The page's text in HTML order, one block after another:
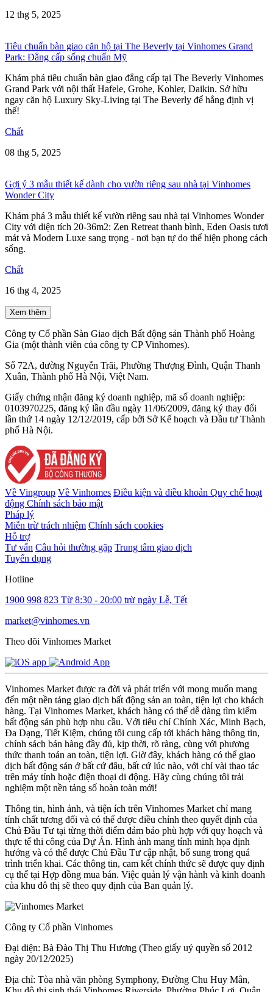
12 thg 5, 2025
Tiêu chuẩn bàn giao căn hộ tại The Beverly tại Vinhomes Grand
Park: Đẳng cấp sống chuẩn Mỹ
Khám phá tiêu chuẩn bàn giao đẳng cấp tại The Beverly Vinhomes
Grand Park với nội thất Hafele, Grohe, Kohler, Daikin. Sở hữu
ngay căn hộ Luxury Sky-Living tại The Beverly để hẳng định vị
thế!
Chất
08 thg 5, 2025
Gợi ý 3 mẫu thiết kế dành cho vườn riêng sau nhà tại Vinhomes
Wonder City
Khám phá 3 mẫu thiết kế vườn riêng sau nhà tại Vinhomes Wonder
City với diện tích 20-36m2: Zen Retreat thanh bình, Eden Oasis tươi
mát và Modern Luxe sang trọng - nơi bạn tự do thể hiện phong cách
sống.
Chất
16 thg 4, 2025
Xem thêm
Công ty Cổ phần Sàn Giao dịch Bất động sản Thành phố Hoàng
Gia (một thành viên của công ty CP Vinhomes).
Số 72A, đường Nguyễn Trãi, Phường Thượng Đình, Quận Thanh
Xuân, Thành phố Hà Nội, Việt Nam.
Giấy chứng nhận đăng ký doanh nghiệp, mã số doanh nghiệp:
0103970225, đăng ký lần đầu ngày 11/06/2009, đăng ký thay đổi
lần thứ 14 ngày 12/12/2019, cấp bởi Sở Kế hoạch và Đầu tư Thành
phố Hà Nội.
Về Vingroup Về Vinhomes Điều kiện và điều khoản Quy chế hoạt
động Chính sách bảo mật
Pháp lý
Miễn trừ trách nhiệm Chính sách cookies
Hỗ trợ
Tư vấn Câu hỏi thường gặp Trung tâm giao dịch
Tuyển dụng
Hotline
1900 998 823 Từ 8:30 - 20:00 trừ ngày Lễ, Tết
market@vinhomes.vn
Theo dõi Vinhomes Market
Vinhomes Market được ra đời và phát triển với mong muốn mang
đến một nền tảng giao dịch bất động sản an toàn, tiện lợi cho khách
hàng. Tại Vinhomes Market, khách hàng có thể dễ dàng tìm kiếm
bất động sản phù hợp nhu cầu. Với tiêu chí Chính Xác, Minh Bạch,
Đa Dạng, Tiết Kiệm, chúng tôi cung cấp tới khách hàng thông tin,
chính sách bán hàng đầy đủ, kịp thời, rõ ràng, cùng với phương
thức thanh toán an toàn, tiện lợi. Giờ đây, khách hàng có thể giao
dịch bất động sản ở bất cứ đâu, bất cứ lúc nào, với chỉ vài thao tác
trên máy tính hoặc điện thoại di động. Hãy cùng chúng tôi trải
nghiệm một nền tảng số hoàn toàn mới!
Thông tin, hình ảnh, và tiện ích trên Vinhomes Market chỉ mang
tính chất tương đối và có thể được điều chỉnh theo quyết định của
Chủ Đầu Tư tại từng thời điểm đảm bảo phù hợp với quy hoạch và
thực tế thi công của Dự Án. Hình ảnh mang tính minh họa định
hướng và có thể được Chủ Đầu Tư cập nhật, bổ sung trong quá
trình triển khai. Các thông tin, cam kết chính thức sẽ được quy định
cụ thể tại Hợp đồng mua bán. Việc quản lý vận hành và kinh doanh
của khu đô thị sẽ theo quy định của Ban quản lý.
Công ty Cổ phần Vinhomes
Đại diện: Bà Đào Thị Thu Hương (Theo giấy uỷ quyền số 2012
ngày 20/12/2025)
Địa chỉ: Tòa nhà văn phòng Symphony, Đường Chu Huy Mân,